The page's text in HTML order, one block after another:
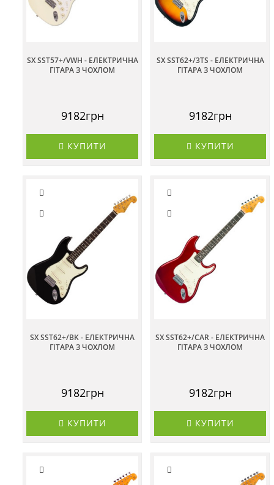
SX SST57+/VWH - ЕЛЕКТРИЧНА
ГІТАРА З ЧОХЛОМ
9182грн
КУПИТИ
SX SST62+/3TS - ЕЛЕКТРИЧНА
ГІТАРА З ЧОХЛОМ
9182грн
КУПИТИ
SX SST62+/BK - ЕЛЕКТРИЧНА
ГІТАРА З ЧОХЛОМ
9182грн
КУПИТИ
SX SST62+/CAR - ЕЛЕКТРИЧНА
ГІТАРА З ЧОХЛОМ
9182грн
КУПИТИ